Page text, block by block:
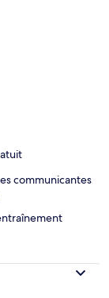
les sites
en commun :
pied et Station
communicantes